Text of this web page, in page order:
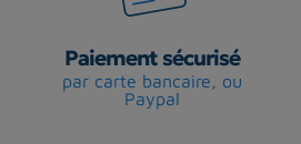
Paiement sécurisé
par carte bancaire, ou
Paypal